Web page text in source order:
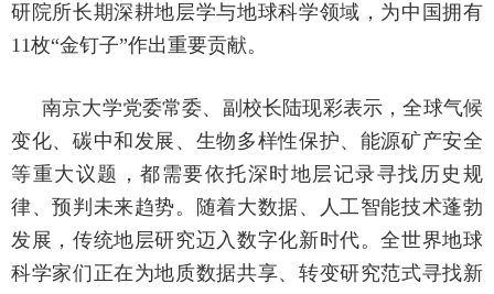
研院所长期深耕地层学与地球科学领域，为中国拥有
11枚“金钉子”作出重要贡献。
南京大学党委常委、副校长陆现彩表示，全球气候
变化、碳中和发展、生物多样性保护、能源矿产安全
等重大议题，都需要依托深时地层记录寻找历史规
律、预判未来趋势。随着大数据、人工智能技术蓬勃
发展，传统地层研究迈入数字化新时代。全世界地球
科学家们正在为地质数据共享、转变研究范式寻找新